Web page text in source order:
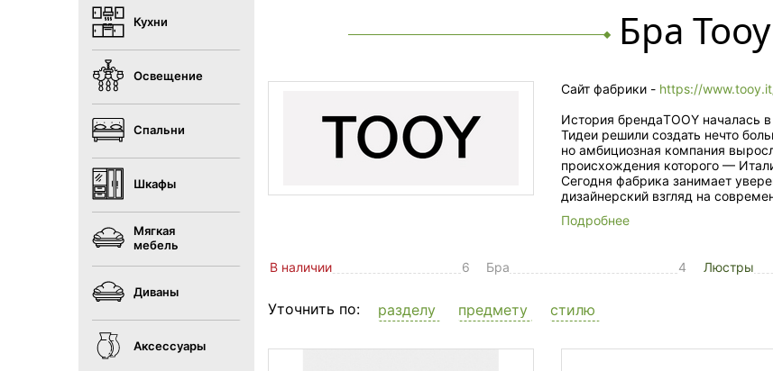
Кухни
Освещение
Спальни
Шкафы
Мягкая
мебель
Диваны
Аксессуары
Бра Tooy
Сайт фабрики - https://
История брендаTOOY началась
Тидеи решили создать нечто
но амбициозная компания
происхождения которого —
Сегодня фабрика занимает
дизайнерский взгляд на
Подробнее
В наличии 6 Бра 4 Люстры
Уточнить по: разделу предмету стилю